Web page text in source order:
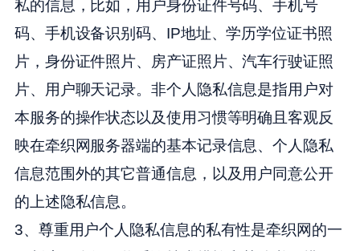
私的信息，比如，用户身份证件号码、手机号
码、手机设备识别码、IP地址、学历学位证书照
片，身份证件照片、房产证照片、汽车行驶证照
片、用户聊天记录。非个人隐私信息是指用户对
本服务的操作状态以及使用习惯等明确且客观反
映在牵织网服务器端的基本记录信息、个人隐私
信息范围外的其它普通信息，以及用户同意公开
的上述隐私信息。
3、尊重用户个人隐私信息的私有性是牵织网的一